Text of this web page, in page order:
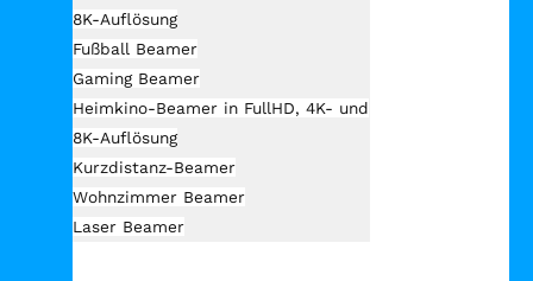
8K-Auflösung
Fußball Beamer
Gaming Beamer
Heimkino-Beamer in FullHD, 4K- und
8K-Auflösung
Kurzdistanz-Beamer
Wohnzimmer Beamer
Laser Beamer